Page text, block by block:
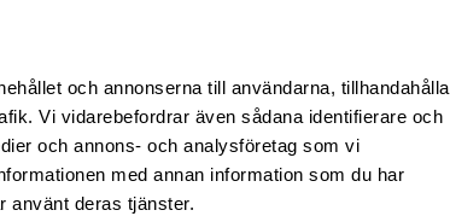
och annonserna till användarna, tillhandahålla
Vi vidarebefordrar även sådana identifierare och
och annons- och analysföretag som vi
med annan information som du har
använt deras tjänster.